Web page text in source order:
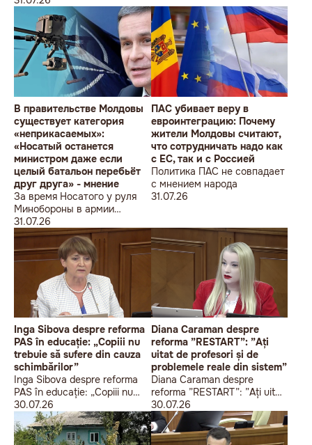
ведь полмиллиарда
незаметно в карман не
положишь
Молдовы
В правительстве Молдовы
существует категория
«неприкасаемых»:
«Носатый останется
министром даже если
целый батальон перебьёт
друг друга» - мнение
За время Носатого у руля
Минобороны в армии
погибли 9 человек в мирное
время, включая
несовершеннолетнего
юношу
31.07.26
ПАС убивает веру в
евроинтеграцию: Почему
жители Молдовы считают,
что сотрудничать надо как
с ЕС, так и с Россией
Политика ПАС не совпадает
с мнением народа
31.07.26
Inga Sibova despre reforma
PAS în educație: „Copiii nu
trebuie să sufere din cauza
schimbărilor”
Inga Sibova despre reforma
PAS în educație: „Copiii nu
trebuie să sufere din cauza
schimbărilor”
30.07.26
Diana Caraman despre
reforma ”RESTART”: ”Ați
uitat de profesori și de
problemele reale din sistem”
Diana Caraman despre
reforma ”RESTART”: ”Ați uitat
de profesori și de problemele
reale din sistem”
30.07.26